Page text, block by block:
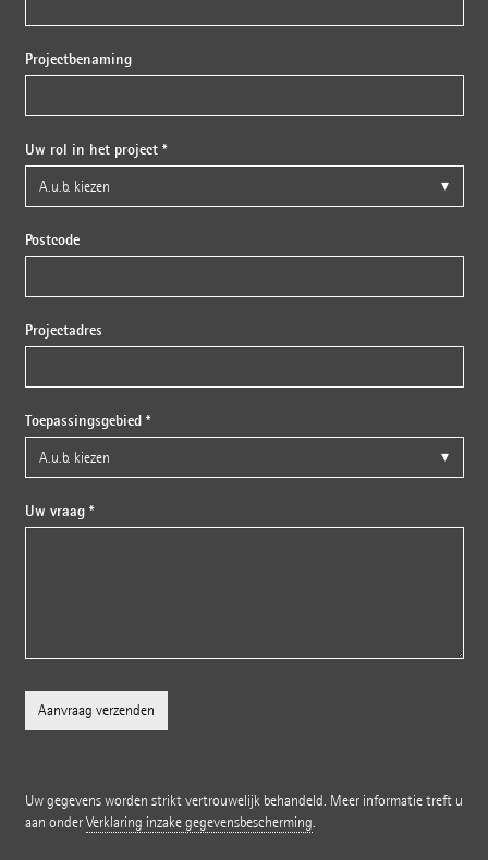
Projectbenaming
Uw rol in het project *
Postcode
Projectadres
Toepassingsgebied *
Uw vraag *
Uw gegevens worden strikt vertrouwelijk behandeld. Meer informatie treft u
aan onderVerklaring inzake gegevensbescherming.